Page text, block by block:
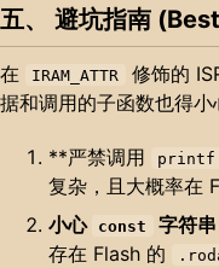
五、 避坑指南
在 IRAM_ATTR
修饰的
据和调用的子函数也得小
**严禁调用 printf
复杂，且大概率在
小心 const 字符串
存在 Flash 的